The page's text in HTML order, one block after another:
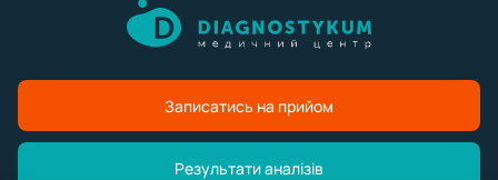
Записатись на прийом
Результати аналізів